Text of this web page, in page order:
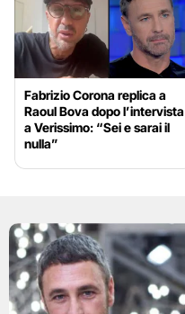
Fabrizio Corona replica a
Raoul Bova dopo l’intervista
a Verissimo: “Sei e sarai il
nulla”